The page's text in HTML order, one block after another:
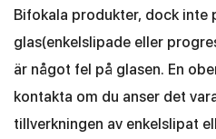
Bifokala produkter, dock inte
glas(enkelslipade eller
är något fel på glasen. En
kontakta om du anser det
tillverkningen av enkelslipat